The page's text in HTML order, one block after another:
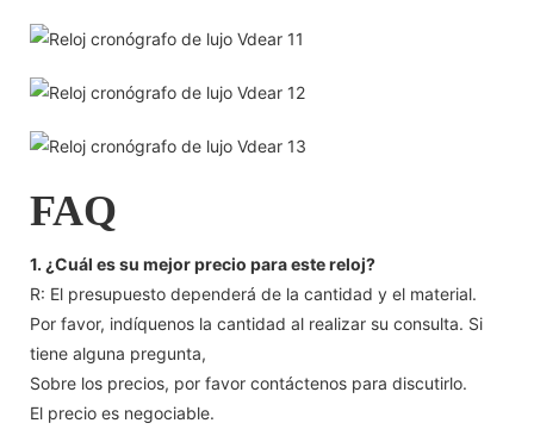
FAQ
1. ¿Cuál es su mejor precio para este reloj?
R: El presupuesto dependerá de la cantidad y el material.
Por favor, indíquenos la cantidad al realizar su consulta. Si
tiene alguna pregunta,
Sobre los precios, por favor contáctenos para discutirlo.
El precio es negociable.